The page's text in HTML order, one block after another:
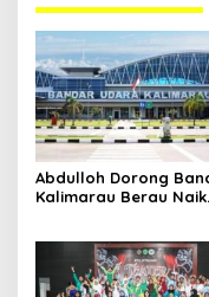
Abdulloh Dorong
Kalimarau Berau Naik